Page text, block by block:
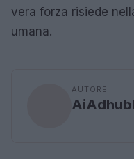
vera forza risiede
umana.
AUTORE